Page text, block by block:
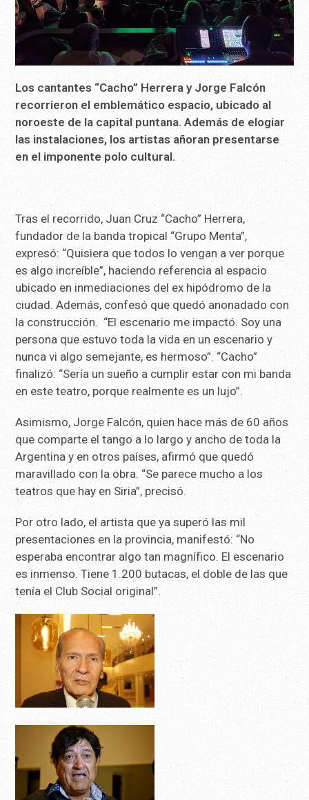
Los cantantes “Cacho” Herrera y Jorge Falcón
recorrieron el emblemático espacio, ubicado al
noroeste de la capital puntana. Además de elogiar
las instalaciones, los artistas añoran presentarse
en el imponente polo cultural.
Tras el recorrido, Juan Cruz “Cacho” Herrera,
fundador de la banda tropical “Grupo Menta”,
expresó: “Quisiera que todos lo vengan a ver porque
es algo increíble”, haciendo referencia al espacio
ubicado en inmediaciones del ex hipódromo de la
ciudad. Además, confesó que quedó anonadado con
la construcción. “El escenario me impactó. Soy una
persona que estuvo toda la vida en un escenario y
nunca vi algo semejante, es hermoso”. “Cacho”
finalizó: “Sería un sueño a cumplir estar con mi banda
en este teatro, porque realmente es un lujo”.
Asimismo, Jorge Falcón, quien hace más de 60 años
que comparte el tango a lo largo y ancho de toda la
Argentina y en otros países, afirmó que quedó
maravillado con la obra. “Se parece mucho a los
teatros que hay en Siria”, precisó.
Por otro lado, el artista que ya superó las mil
presentaciones en la provincia, manifestó: “No
esperaba encontrar algo tan magnífico. El escenario
es inmenso. Tiene 1.200 butacas, el doble de las que
tenía el Club Social original”.